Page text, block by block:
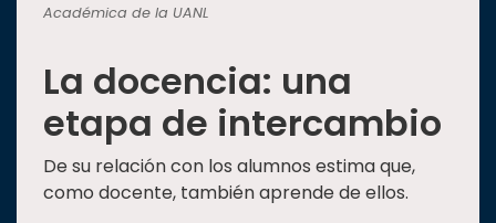
Académica de la UANL
La docencia: una
etapa de intercambio
De su relación con los alumnos estima que,
como docente, también aprende de ellos.